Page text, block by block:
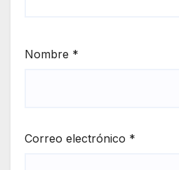
Nombre *
Correo electrónico *